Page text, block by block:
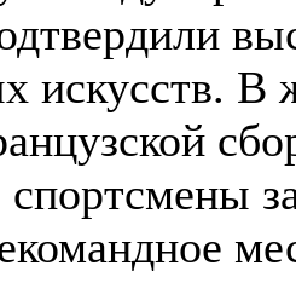
искусств. В
спортсмены